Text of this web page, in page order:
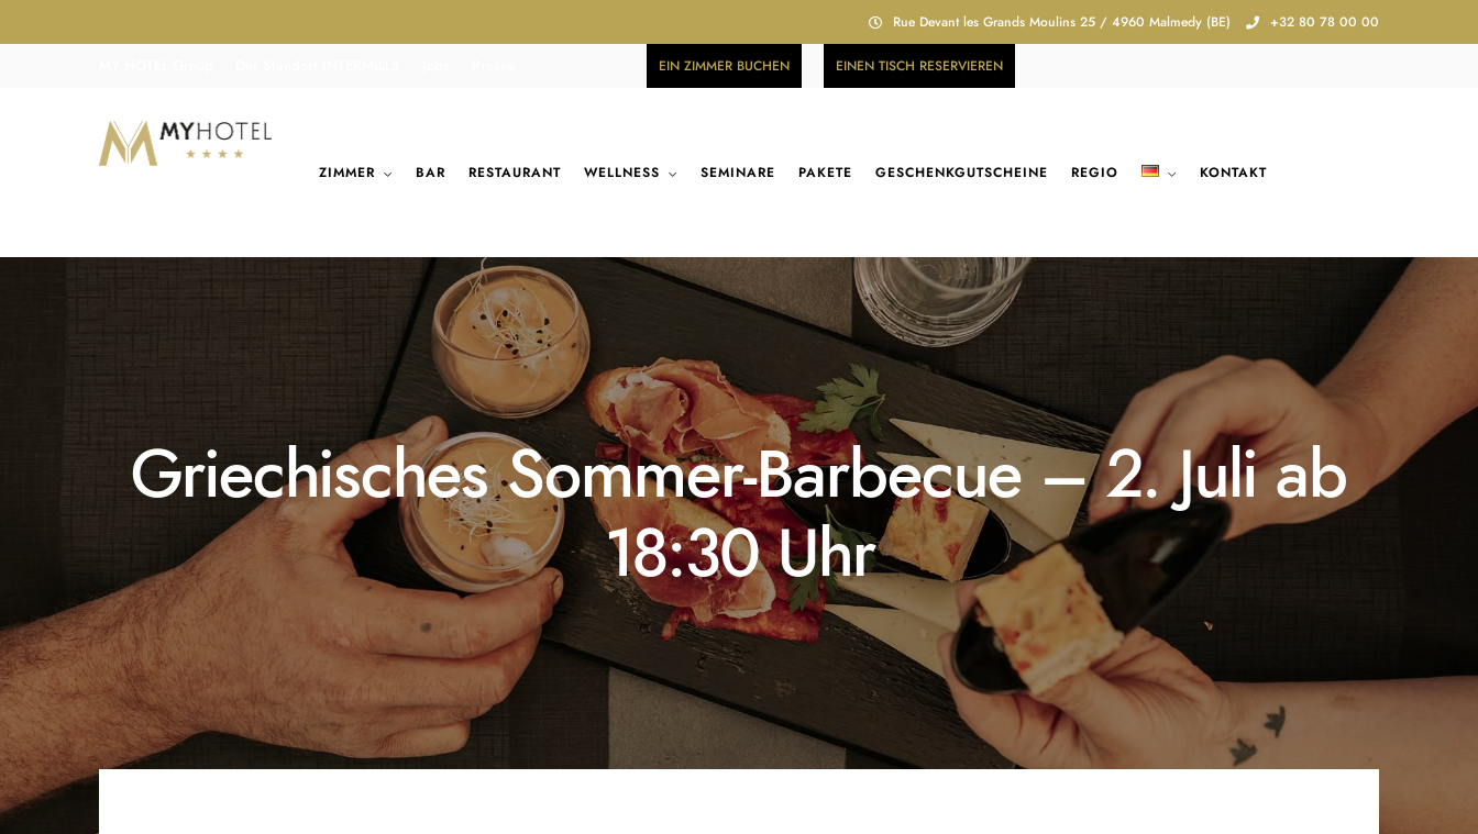
Rue Devant les Grands Moulins 25 / 4960 Malmedy (BE) +32 80 78 00 00
EIN ZIMMER BUCHEN EINEN TISCH RESERVIEREN
ZIMMER BAR RESTAURANT WELLNESS SEMINARE PAKETE GESCHENKGUTSCHEINE REGIO KONTAKT
Griechisches Sommer-Barbecue – 2. Juli ab
18:30 Uhr